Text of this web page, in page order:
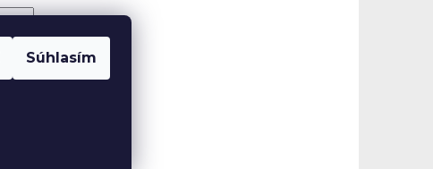
Súhlasím